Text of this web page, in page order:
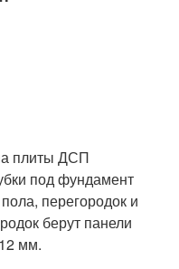
плиты ДСП
под фундамент
перегородок и
берут панели
мм.